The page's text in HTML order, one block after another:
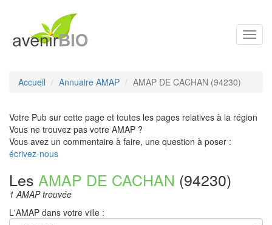
Accueil Annuaire AMAP AMAP DE CACHAN (94230)
Votre Pub sur cette page et toutes les pages relatives à la région
Vous ne trouvez pas votre AMAP ?
Vous avez un commentaire à faire, une question à poser :
écrivez-nous
Les AMAP DE CACHAN (94230)
1 AMAP trouvée
L'AMAP dans votre ville :